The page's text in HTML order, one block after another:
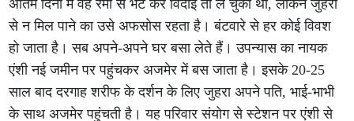
अंतिम दिनों में वह रेमी से भेंट कर विदाई तो ले चुका था, लेकिन जुहरा
से न मिल पाने का उसे अफसोस रहता है। बंटवारे से हर कोई विवश
हो जाता है। सब अपने-अपने घर बसा लेते हैं। उपन्यास का नायक
एंशी नई जमीन पर पहुंचकर अजमेर में बस जाता है। इसके 20-25
साल बाद दरगाह शरीफ के दर्शन के लिए जुहरा अपने पति, भाई-भाभी
के साथ अजमेर पहुंचती है। यह परिवार संयोग से स्टेशन पर एंशी से